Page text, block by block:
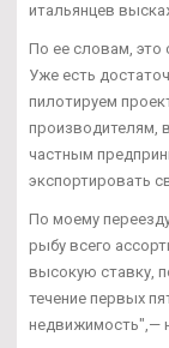
итальянцев
По ее словам, это
Уже есть
пилотируем
производителям,
частным
экспортировать
По моему
рыбу всего
высокую ставку,
течение первых
недвижимость",—